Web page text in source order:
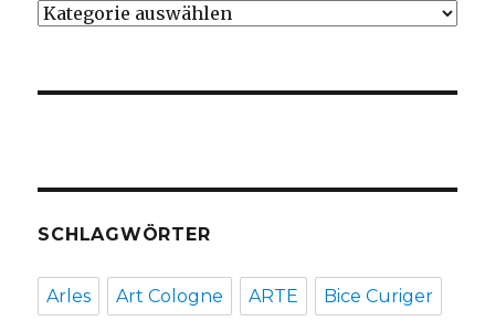
Kategorien
SCHLAGWÖRTER
Arles Art Cologne ARTE Bice Curiger